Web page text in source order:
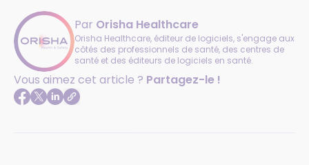
Par Orisha Healthcare
Orisha Healthcare, éditeur de logiciels, s'engage aux
côtés des professionnels de santé, des centres de
santé et des éditeurs de logiciels en santé.
Vous aimez cet article ? Partagez-le !